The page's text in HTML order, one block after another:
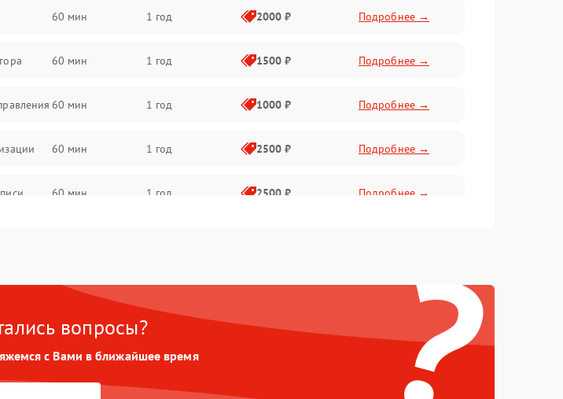
60 мин 1 год 2000 ₽ Подробнее →
60 мин 1 год 1500 ₽ Подробнее →
60 мин 1 год 1000 ₽ Подробнее →
60 мин 1 год 2500 ₽ Подробнее →
60 мин 1 год 2500 ₽ Подробнее →
от
60 мин 1 год 1500 ₽
1 год Подробнее →
?
вопросы?
с Вами в ближайшее время